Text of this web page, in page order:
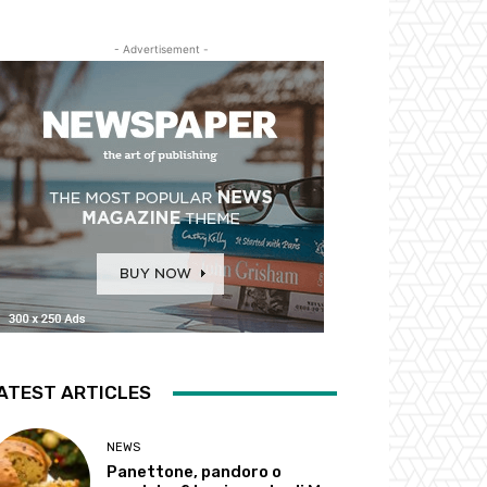
- Advertisement -
ARTICLES
NEWS
Panettone, pandoro o